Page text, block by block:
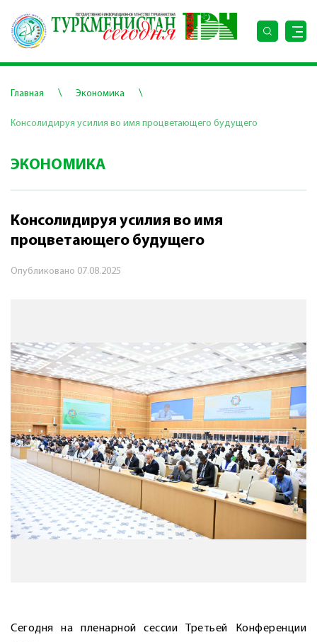
Главная \ Экономика \
Консолидируя усилия во имя процветающего будущего
ЭКОНОМИКА
Консолидируя усилия во имя
процветающего будущего
Опубликовано 07.08.2025
Сегодня на пленарной сессии Третьей Конференции